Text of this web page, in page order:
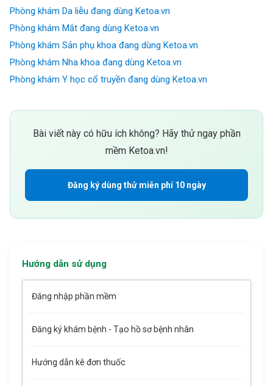
Phòng khám Da liễu đang dùng Ketoa.vn
Phòng khám Mắt đang dùng Ketoa.vn
Phòng khám Sản phụ khoa đang dùng Ketoa.vn
Phòng khám Nha khoa đang dùng Ketoa.vn
Phòng khám Y học cổ truyền đang dùng Ketoa.vn
Bài viết này có hữu ích không? Hãy thử ngay phần
mềm Ketoa.vn!
Đăng ký dùng thử miễn phí 10 ngày
Hướng dẫn sử dụng
Đăng nhập phần mềm
Đăng ký khám bệnh - Tạo hồ sơ bệnh nhân
Hướng dẫn kê đơn thuốc